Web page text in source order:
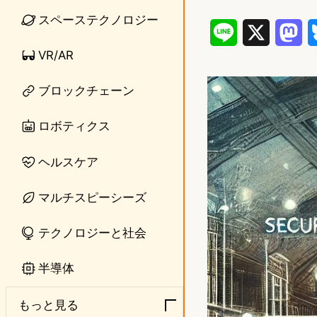
スペーステクノロジー
VR/AR
ブロックチェーン
ロボティクス
ヘルスケア
マルチスピーシーズ
テクノロジーと社会
半導体
もっと見る
n
e
s
t
o
d
o
n